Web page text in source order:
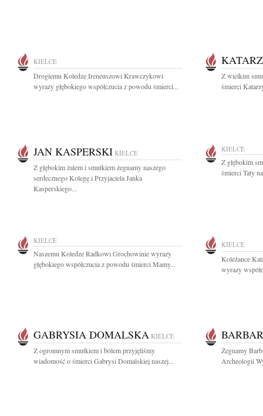
KIELCE
Drogiemu Koledze Ireneuszowi Krawczykowi
wyrazy głębokiego współczucia z powodu śmierci...
Z wielkim
śmierci
JAN KASPERSKI KIELCE
Z głębokim żalem i smutkiem żegnamy naszego
serdecznego Kolegę i Przyjaciela Janka
Kasperskiego...
KIELCE
Z głębokim
śmierci Taty
KIELCE
Naszemu Koledze Radkowi Grochowinie wyrazy
głębokiego współczucia z powodu śmierci Mamy...
KIELCE
Koleżance
wyrazy
GABRYSIA DOMALSKA KIELCE
Z ogromnym smutkiem i bólem przyjęliśmy
wiadomość o śmierci Gabrysi Domalskiej naszej...
Żegnamy
Archeologii